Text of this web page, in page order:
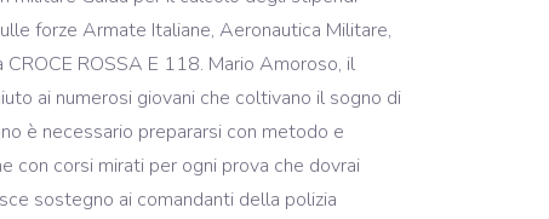
forze Armate Italiane, Aeronautica Militare,
CROCE ROSSA E 118. Mario Amoroso, il
ai numerosi giovani che coltivano il sogno di
è necessario prepararsi con metodo e
con corsi mirati per ogni prova che dovrai
sostegno ai comandanti della polizia